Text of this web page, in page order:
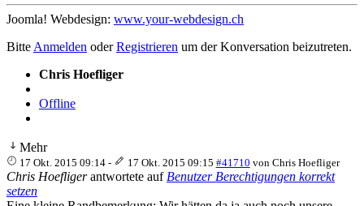
Joomla! Webdesign: www.your-webdesign.ch
Bitte Anmelden oderRegistrieren um der Konversation beizutreten.
Chris Hoefliger
Offline
Mehr
17 Okt. 2015 09:14 - 17 Okt. 2015 09:15 #41710 von Chris Hoefliger
Chris Hoefligerantwortete auf Benutzer Berechtigungen korrekt
setzen